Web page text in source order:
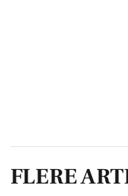
FLERE